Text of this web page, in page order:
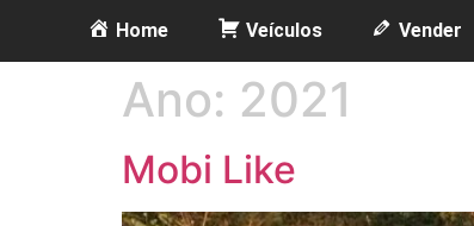
Home Veículos Vender
Ano: 2021
Mobi Like